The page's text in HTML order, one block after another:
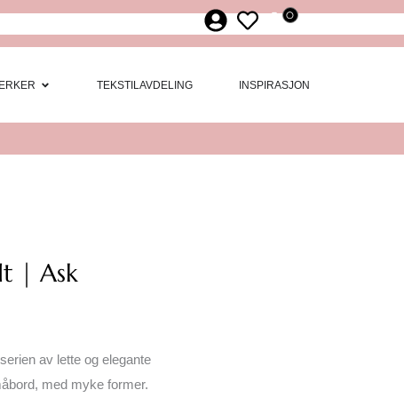
0
Møbler
Open Merker
TEKSTILAVDELING INSPIRASJON
| Ask
av lette og elegante
med myke former.